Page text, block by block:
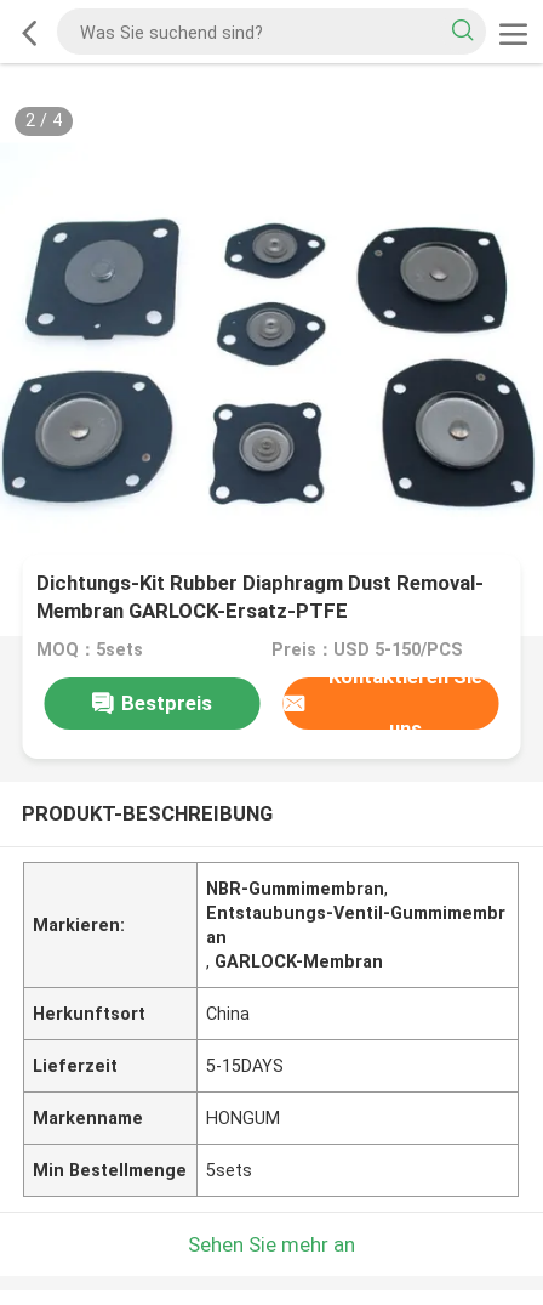
2/ 4
Dichtungs-Kit Rubber Diaphragm Dust Removal-
Membran GARLOCK-Ersatz-PTFE
MOQ：5sets Preis：USD 5-150/PCS
Bestpreis
Kontaktieren Sie
uns
PRODUKT-BESCHREIBUNG
Markieren:
NBR-Gummimembran,
Entstaubungs-Ventil-Gummimembr
an
, GARLOCK-Membran
Herkunftsort China
Lieferzeit 5-15DAYS
Markenname HONGUM
Min Bestellmenge 5sets
Sehen Sie mehr an